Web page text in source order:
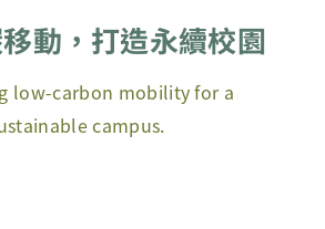
動，打造永續校園
low-carbon mobility for a
campus.